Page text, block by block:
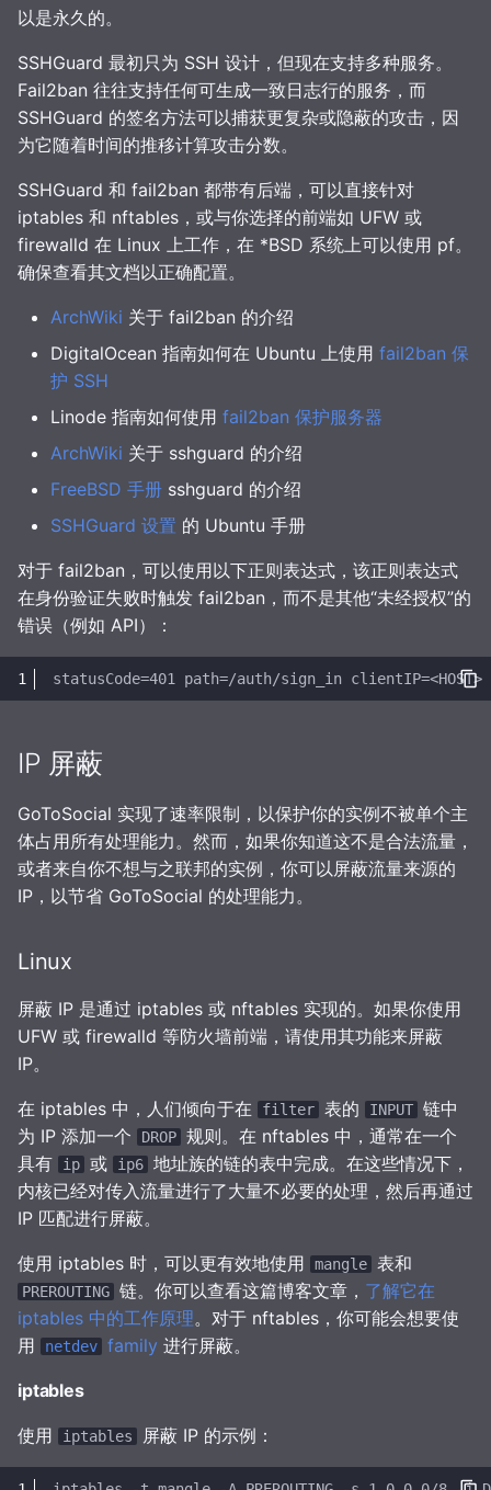
以是永久的。
SSHGuard 最初只为 SSH 设计，但现在支持多种服务。
Fail2ban 往往支持任何可生成一致日志行的服务，而
SSHGuard 的签名方法可以捕获更复杂或隐蔽的攻击，因
为它随着时间的推移计算攻击分数。
SSHGuard 和 fail2ban 都带有后端，可以直接针对
iptables 和 nftables，或与你选择的前端如 UFW 或
firewalld 在 Linux 上工作，在 *BSD 系统上可以使用 pf。
确保查看其文档以正确配置。
ArchWiki 关于 fail2ban 的介绍
DigitalOcean 指南如何在 Ubuntu 上使用 fail2ban 保
护 SSH
Linode 指南如何使用 fail2ban 保护服务器
ArchWiki 关于 sshguard 的介绍
FreeBSD 手册 sshguard 的介绍
SSHGuard 设置 的 Ubuntu 手册
对于 fail2ban，可以使用以下正则表达式，该正则表达式
在身份验证失败时触发 fail2ban，而不是其他“未经授权”的
错误（例如 API）：
IP 屏蔽
GoToSocial 实现了速率限制，以保护你的实例不被单个主
体占用所有处理能力。然而，如果你知道这不是合法流量，
或者来自你不想与之联邦的实例，你可以屏蔽流量来源的
IP，以节省 GoToSocial 的处理能力。
Linux
屏蔽 IP 是通过 iptables 或 nftables 实现的。如果你使用
UFW 或 firewalld 等防火墙前端，请使用其功能来屏蔽
IP。
在 iptables 中，人们倾向于在 filter 表的 INPUT 链中
为 IP 添加一个
DROP 规则。在 nftables 中，通常在一个
具有
ip 或 ip6 地址族的链的表中完成。在这些情况下，
内核已经对传入流量进行了大量不必要的处理，然后再通过
IP 匹配进行屏蔽。
使用 iptables 时，可以更有效地使用 mangle 表和
PREROUTING 链。你可以查看这篇博客文章， 了解它在
iptables 中的工作原理。对于 nftables，你可能会想要使
用
netdev family 进行屏蔽。
iptables
使用 iptables 屏蔽 IP 的示例：